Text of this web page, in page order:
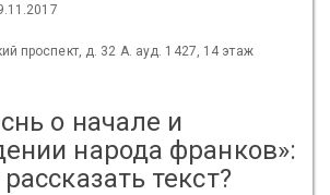
проспект, д. 32 А. ауд. 1427, 14 этаж
о начале и
народа франков»:
текст?